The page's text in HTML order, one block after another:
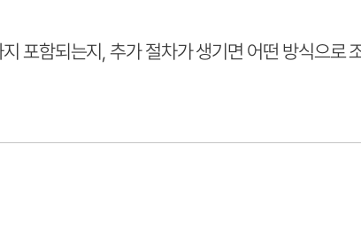
포함되는지, 추가 절차가 생기면 어떤 방식으로